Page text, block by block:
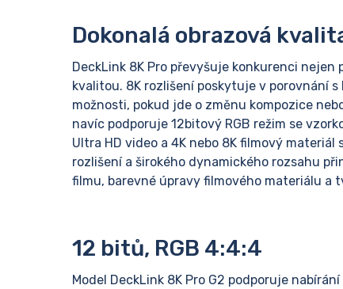
Dokonalá obrazová
DeckLink 8K Pro převyšuje konkurenci
kvalitou. 8K rozlišení poskytuje v porovnání
možnosti, pokud jde o změnu kompozice
navíc podporuje 12bitový RGB režim se
Ultra HD video a 4K nebo 8K filmový
rozlišení a širokého dynamického rozsahu
filmu, barevné úpravy filmového materiálu
12 bitů, RGB 4:4:4
Model DeckLink 8K Pro G2 podporuje